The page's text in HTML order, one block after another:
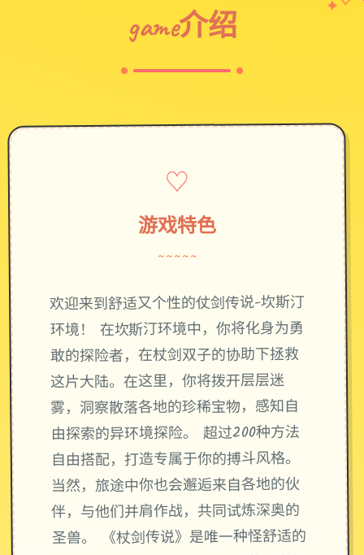
game介绍
♡
游戏特色
~~~~~
欢迎来到舒适又个性的仗剑传说-坎斯汀
环境！ 在坎斯汀环境中，你将化身为勇
敢的探险者，在杖剑双子的协助下拯救
这片大陆。在这里，你将拨开层层迷
雾，洞察散落各地的珍稀宝物，感知自
由探索的异环境探险。 超过200种方法
自由搭配，打造专属于你的搏斗风格。
当然，旅途中你也会邂逅来自各地的伙
伴，与他们并肩作战，共同试炼深奥的
圣兽。 《杖剑传说》是唯一种怪舒适的